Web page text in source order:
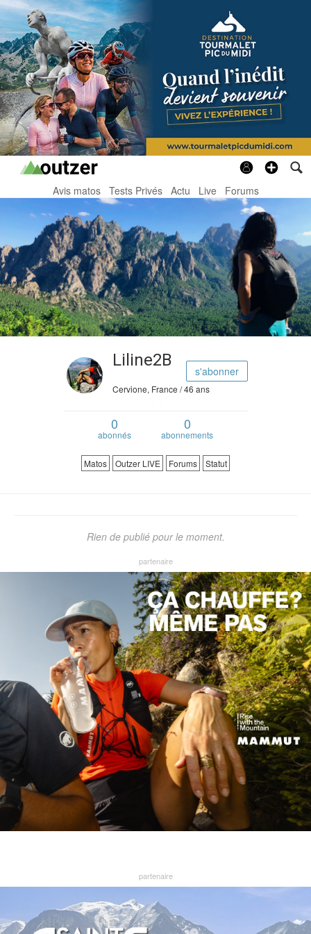
Avis matos Tests Privés Actu Live Forums
Liline2B
s'abonner
Cervione, France / 46 ans
0
abonnés
0
abonnements
Matos Outzer LIVE Forums Statut
Rien de publié pour le moment.